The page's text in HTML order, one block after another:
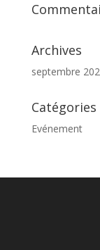
Archives
septembre
Catégories
Evénement